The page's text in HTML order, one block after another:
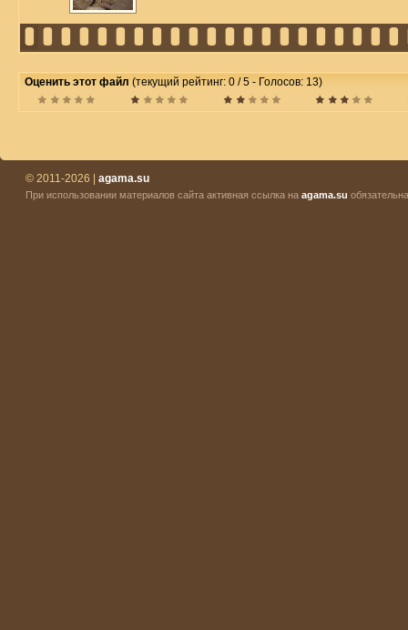
Оценить этот файл (текущий рейтинг: 0 / 5 - Голосов: 13)
© 2011-2026 | agama.su
При использовании материалов сайта активная ссылка на agama.su